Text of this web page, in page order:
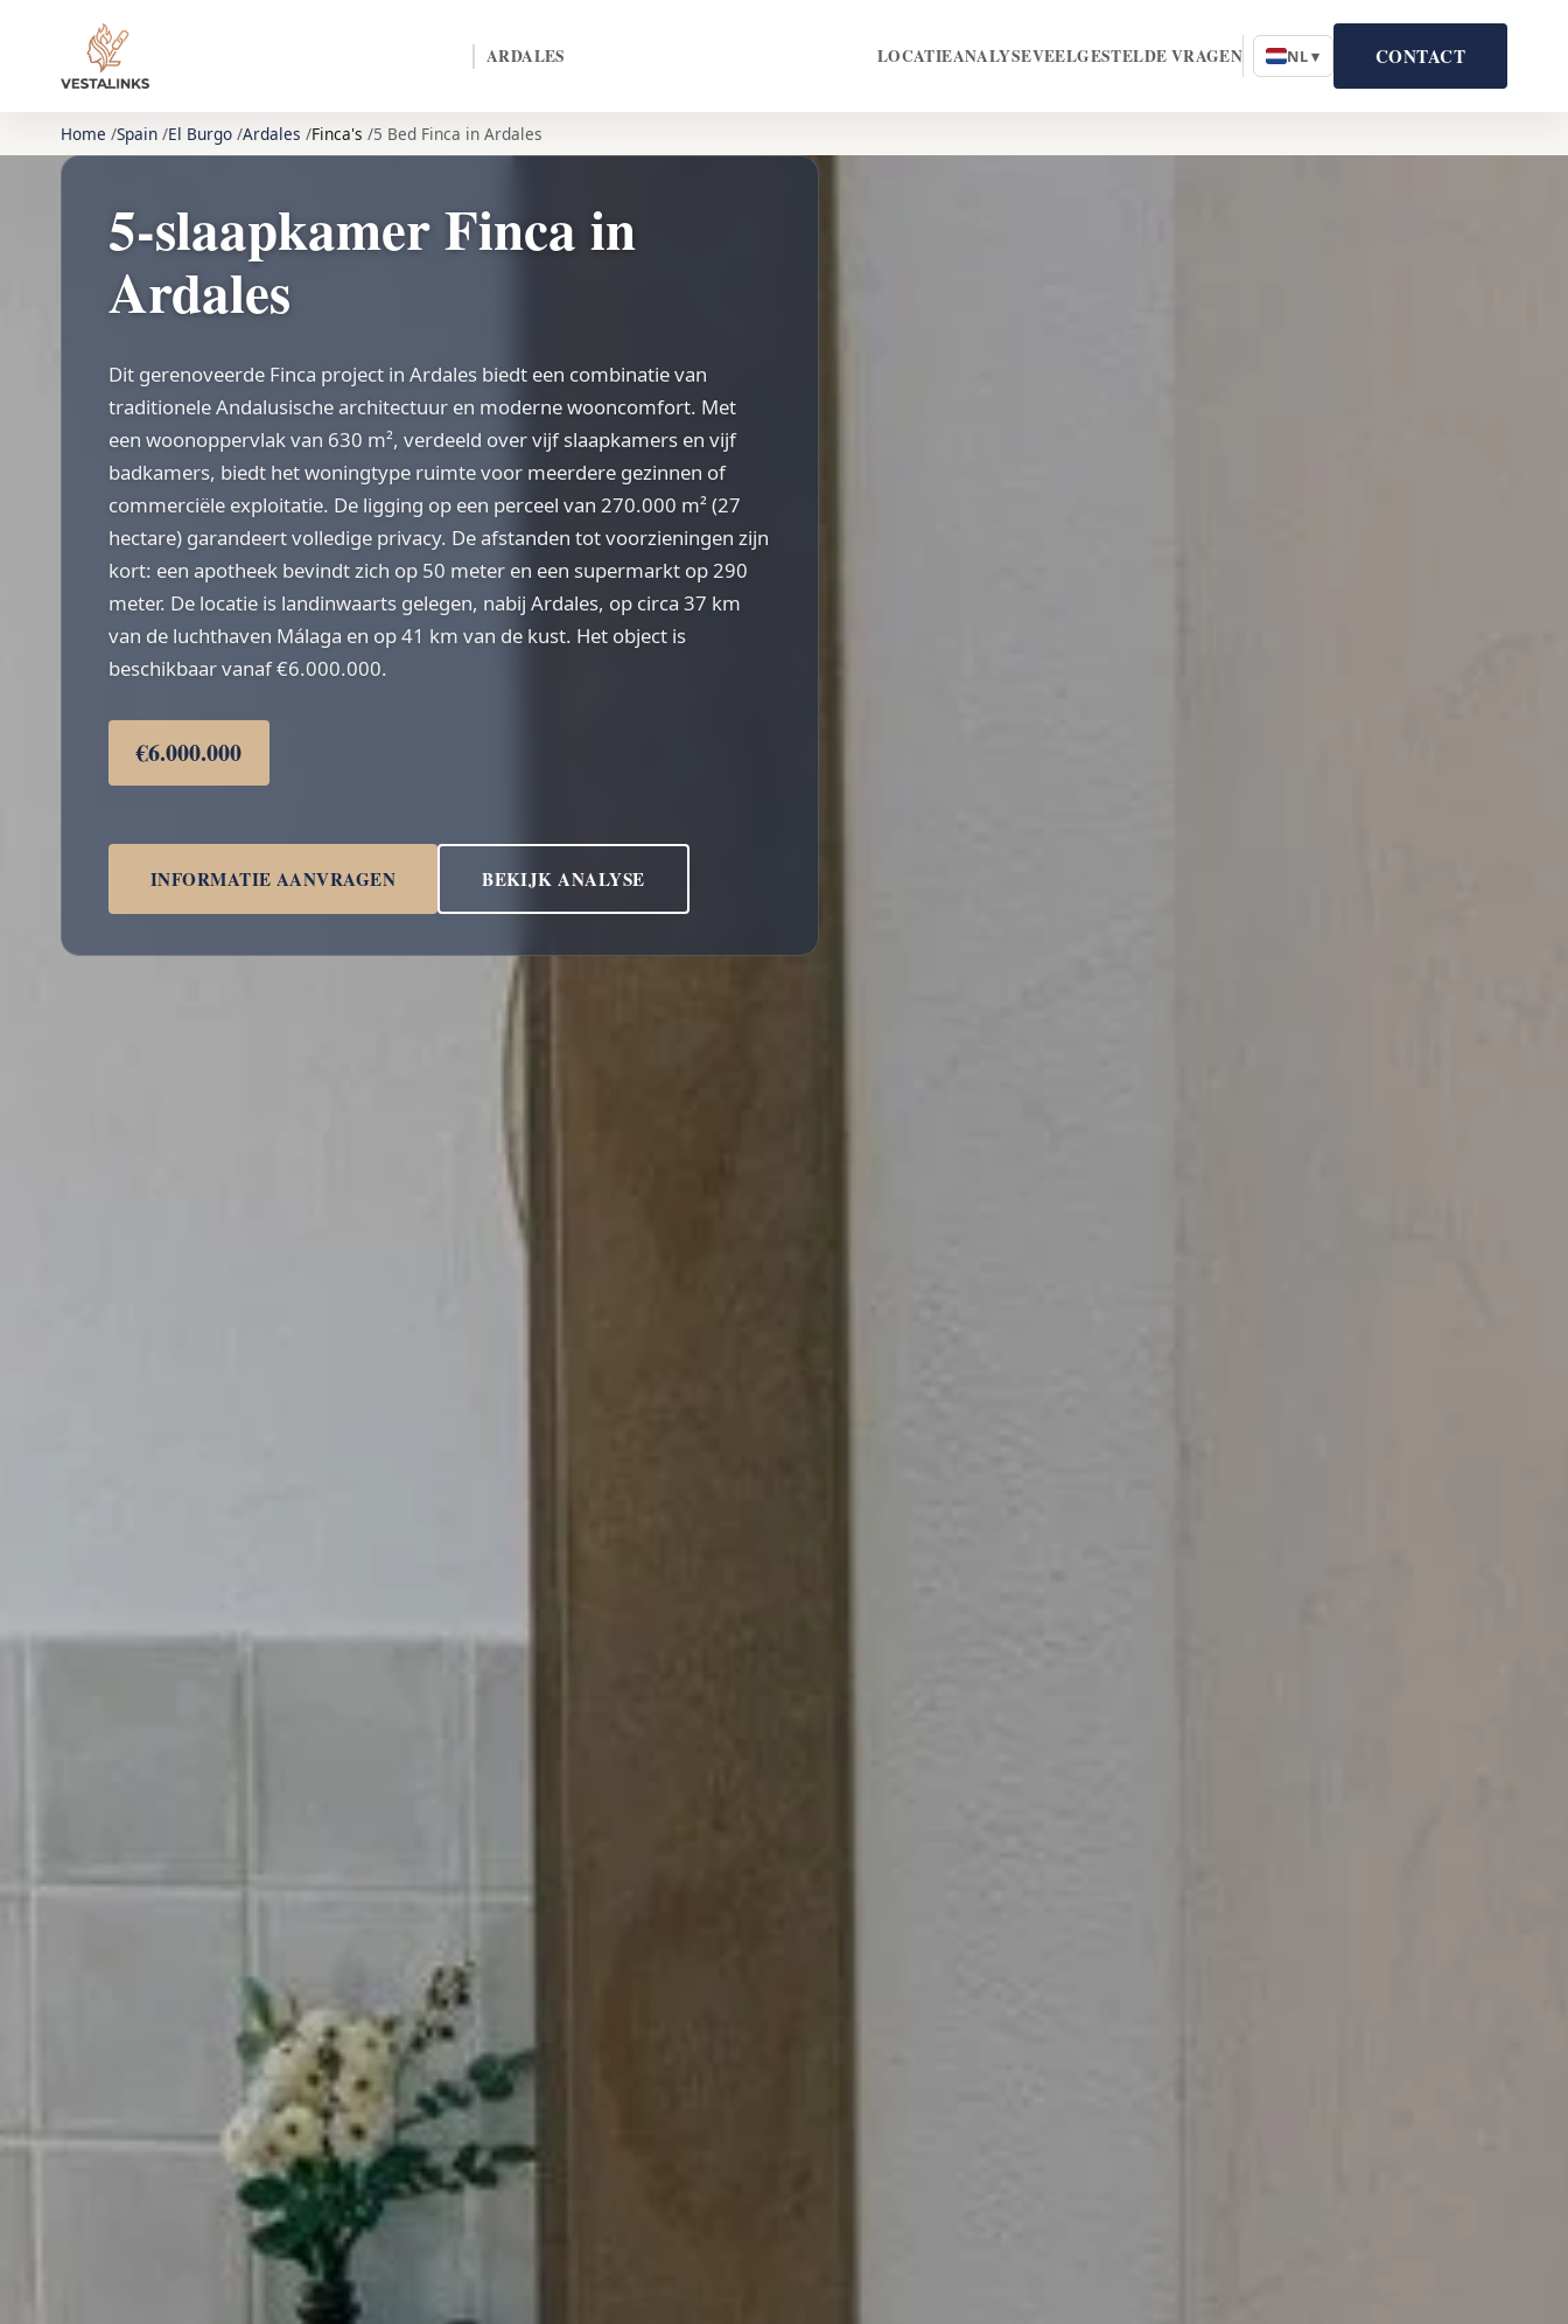
ARDALES LOCATIEANALYSEVEELGESTELDE VRAGEN NL ▾ CONTACT
Home Spain El Burgo Ardales Finca's 5 Bed Finca in Ardales
5-slaapkamer Finca in
Ardales
Dit gerenoveerde Finca project in Ardales biedt een combinatie van
traditionele Andalusische architectuur en moderne wooncomfort. Met
een woonoppervlak van 630 m², verdeeld over vijf slaapkamers en vijf
badkamers, biedt het woningtype ruimte voor meerdere gezinnen of
commerciële exploitatie. De ligging op een perceel van 270.000 m² (27
hectare) garandeert volledige privacy. De afstanden tot voorzieningen zijn
kort: een apotheek bevindt zich op 50 meter en een supermarkt op 290
meter. De locatie is landinwaarts gelegen, nabij Ardales, op circa 37 km
van de luchthaven Málaga en op 41 km van de kust. Het object is
beschikbaar vanaf €6.000.000.
€6.000.000
INFORMATIE AANVRAGEN BEKIJK ANALYSE